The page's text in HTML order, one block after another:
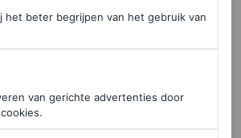
FASHION NIEUWS
Kendall Jenner omarmt de
elegante paaslook
CHRISTIAN ALLAIRE
het beter begrijpen van het gebruik van
van gerichte advertenties door